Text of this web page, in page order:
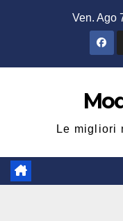
Ven. Ago
Le migliori